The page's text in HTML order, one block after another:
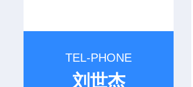
TEL-PHONE
刘世杰